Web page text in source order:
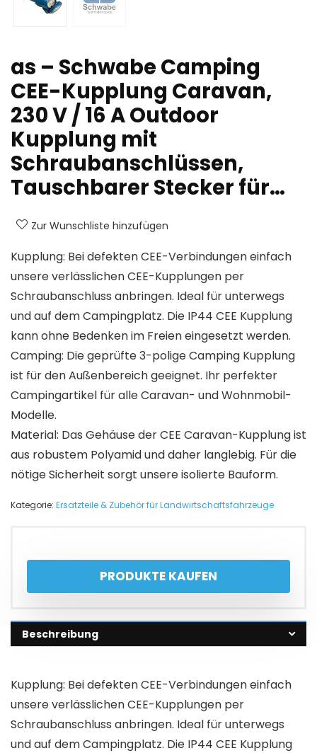
as – Schwabe Camping
CEE-Kupplung Caravan,
230 V / 16 A Outdoor
Kupplung mit
Schraubanschlüssen,
Tauschbarer Stecker für…
Zur Wunschliste hinzufügen
Kupplung: Bei defekten CEE-Verbindungen einfach
unsere verlässlichen CEE-Kupplungen per
Schraubanschluss anbringen. Ideal für unterwegs
und auf dem Campingplatz. Die IP44 CEE Kupplung
kann ohne Bedenken im Freien eingesetzt werden.
Camping: Die geprüfte 3-polige Camping Kupplung
ist für den Außenbereich geeignet. Ihr perfekter
Campingartikel für alle Caravan- und Wohnmobil-
Modelle.
Material: Das Gehäuse der CEE Caravan-Kupplung ist
aus robustem Polyamid und daher langlebig. Für die
nötige Sicherheit sorgt unsere isolierte Bauform.
Kategorie: Ersatzteile & Zubehör für Landwirtschaftsfahrzeuge
PRODUKTE KAUFEN
Beschreibung
Kupplung: Bei defekten CEE-Verbindungen einfach
unsere verlässlichen CEE-Kupplungen per
Schraubanschluss anbringen. Ideal für unterwegs
und auf dem Campingplatz. Die IP44 CEE Kupplung